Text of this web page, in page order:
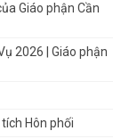
Giáo phận Cần
2026 | Giáo phận
Hôn phối